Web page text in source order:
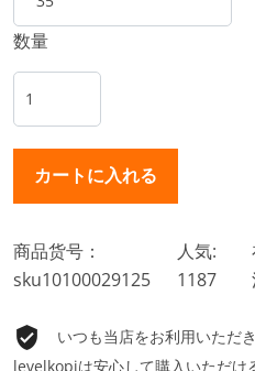
数量
商品货号：
sku10100029125
人気:
1187
いつも当店をお利用いただ
levelkopiは安心して購入いただけ